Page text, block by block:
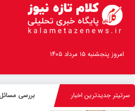
امروز پنجشنبه ۱۵ مرداد ۱۴۰۵
سرتیتر جدیدترین اخبار بررسی